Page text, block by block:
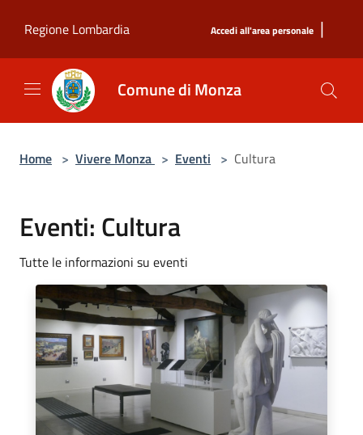
Regione Lombardia
Accedi all'area personale |
Comune di Monza
Home > Vivere Monza > Eventi > Cultura
Eventi: Cultura
Tutte le informazioni su eventi